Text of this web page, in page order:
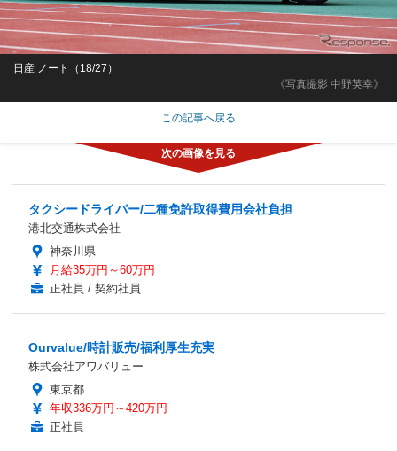
《写真撮影 中野英幸》
日産 ノート（18/27）
この記事へ戻る
タクシードライバー/二種免許取得費用会社負担
港北交通株式会社
神奈川県
月給35万円～60万円
正社員 / 契約社員
Ourvalue/時計販売/福利厚生充実
株式会社アワバリュー
東京都
年収336万円～420万円
正社員